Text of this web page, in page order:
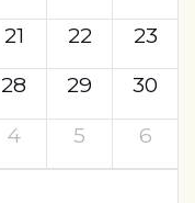
21 22
23
28 29
30
4 5 6